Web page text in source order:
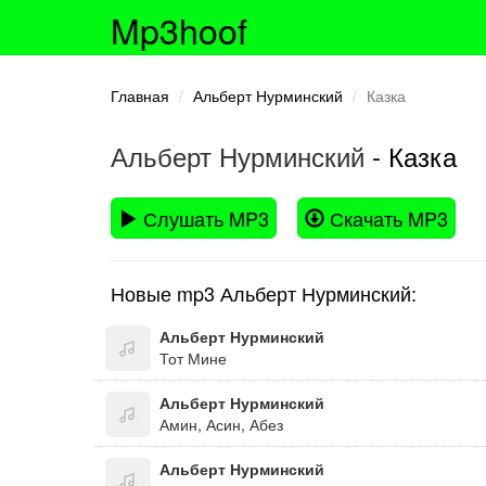
Mp3hoof
Главная Альберт Нурминский Казка
Альберт Нурминский - Казка
Слушать MP3 Скачать MP3
Новые mp3 Альберт Нурминский:
Альберт Нурминский
Тот Мине
Альберт Нурминский
Амин, Асин, Абез
Альберт Нурминский